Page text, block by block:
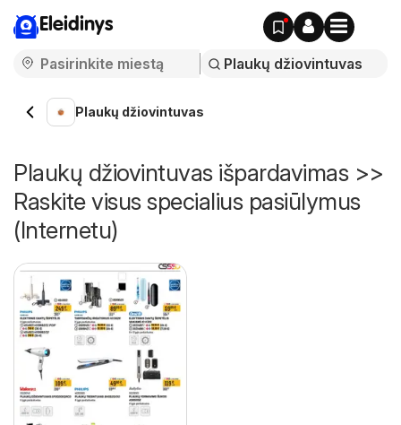
Eleidinys
Plaukų džiovintuvas
Plaukų džiovintuvas išpardavimas >>
Raskite visus specialius pasiūlymus
(Internetu)